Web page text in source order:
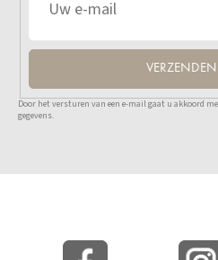
Door het versturen van een e-mail gaat u akkoord
gegevens.